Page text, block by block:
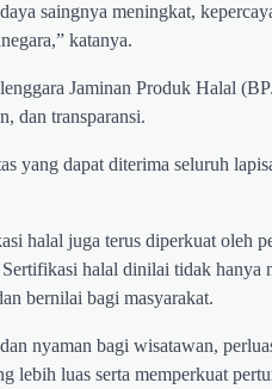
saingnya meningkat,
katanya.
Jaminan Produk Halal
dan transparansi.
yang dapat diterima seluruh
halal juga terus diperkuat oleh
halal dinilai tidak
bernilai bagi masyarakat.
nyaman bagi wisatawan,
lebih luas serta memperkuat